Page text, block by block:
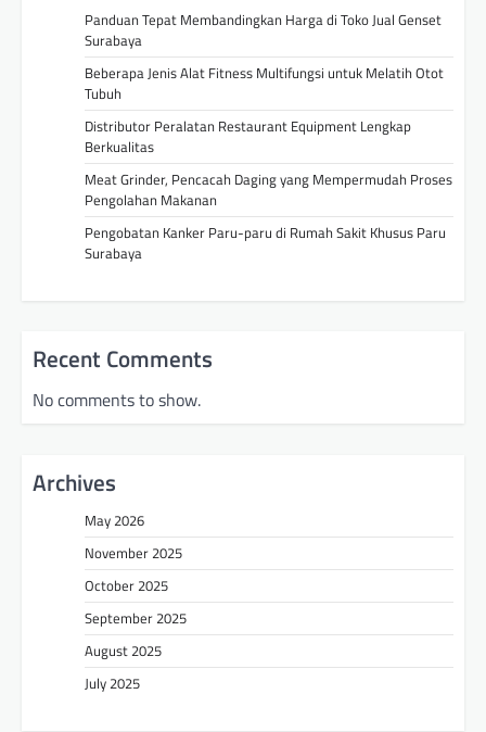
Panduan Tepat Membandingkan Harga di Toko Jual Genset
Surabaya
Beberapa Jenis Alat Fitness Multifungsi untuk Melatih Otot
Tubuh
Distributor Peralatan Restaurant Equipment Lengkap
Berkualitas
Meat Grinder, Pencacah Daging yang Mempermudah Proses
Pengolahan Makanan
Pengobatan Kanker Paru-paru di Rumah Sakit Khusus Paru
Surabaya
Recent Comments
No comments to show.
Archives
May 2026
November 2025
October 2025
September 2025
August 2025
July 2025